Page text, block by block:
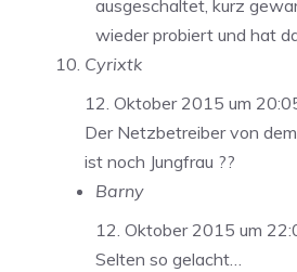
ausgeschaltet, kurz
wieder probiert und hat
Cyrixtk
12. Oktober 2015 um
Der Netzbetreiber von
ist noch Jungfrau ??
Barny
12. Oktober 2015 um
Selten so gelacht…